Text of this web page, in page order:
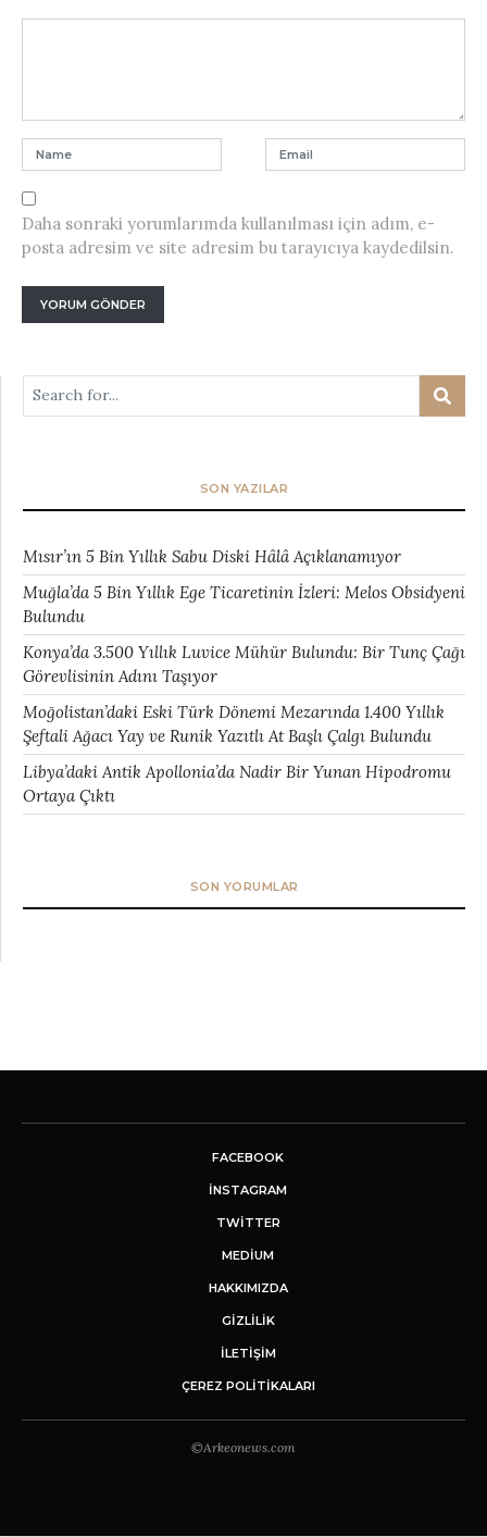
Daha sonraki yorumlarımda kullanılması için adım, e-
posta adresim ve site adresim bu tarayıcıya kaydedilsin.
SON YAZILAR
Mısır’ın 5 Bin Yıllık Sabu Diski Hâlâ Açıklanamıyor
Muğla’da 5 Bin Yıllık Ege Ticaretinin İzleri: Melos Obsidyeni
Bulundu
Konya’da 3.500 Yıllık Luvice Mühür Bulundu: Bir Tunç Çağı
Görevlisinin Adını Taşıyor
Moğolistan’daki Eski Türk Dönemi Mezarında 1.400 Yıllık
Şeftali Ağacı Yay ve Runik Yazıtlı At Başlı Çalgı Bulundu
Libya’daki Antik Apollonia’da Nadir Bir Yunan Hipodromu
Ortaya Çıktı
SON YORUMLAR
FACEBOOK
INSTAGRAM
TWITTER
MEDIUM
HAKKIMIZDA
GİZLİLİK
İLETIŞIM
ÇEREZ POLITIKALARI
©Arkeonews.com